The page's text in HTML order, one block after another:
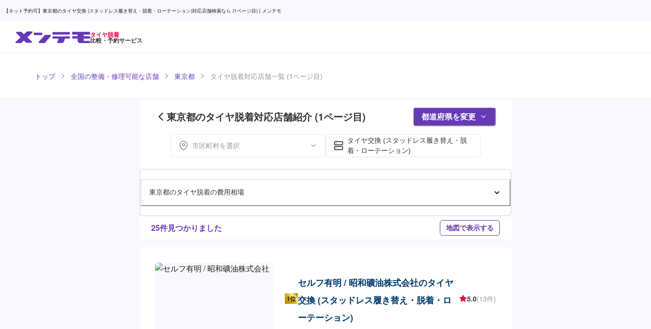
【ネット予約可】東京都のタイヤ交換 (スタッドレス履き替え・脱着・ローテーション)対応店舗検索なら (1ページ目) | メンテモ
タイヤ脱着
比較・予約サービス
トップ 全国の整備・修理可能な店舗 東京都 タイヤ脱着対応店舗一覧 (1ページ目)
東京都のタイヤ脱着対応店舗紹介 (1ページ目) 都道府県を変更
市区町村を選択
タイヤ交換 (スタッドレス履き替え・脱
着・ローテーション)
東京都のタイヤ脱着の費用相場
25件見つかりました 地図で表示する
1位
セルフ有明 / 昭和礦油株式会社のタイヤ
交換 (スタッドレス履き替え・脱着・ロ
ーテーション)
5.0(13件)